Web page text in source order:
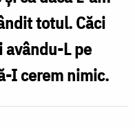
totul. Căci
L pe
I cerem nimic.